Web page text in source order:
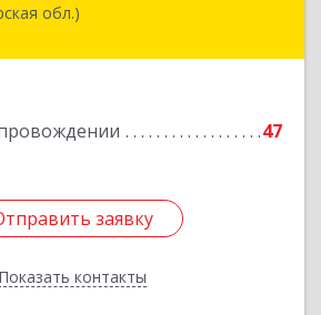
обл.)
47
заявку
Показать контакты
Железногорск г, Ленина ул,
заявку
Назад